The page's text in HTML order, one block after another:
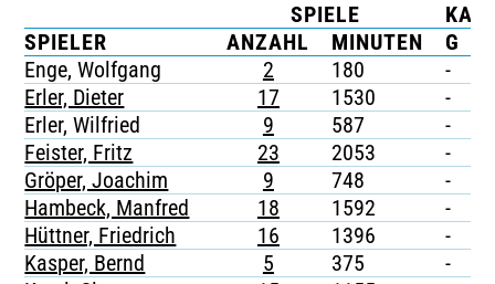
TICKETING
SPIELE
SPIELER
ANZAHL MINUTEN G
Enge, Wolfgang
2 180 -
Erler, Dieter
17 1530 -
Erler, Wilfried
9 587 -
Feister, Fritz
23 2053 -
Gröper, Joachim
9 748 -
Hambeck, Manfred
18 1592 -
Hüttner, Friedrich
16 1396 -
Kasper, Bernd
5 375 -